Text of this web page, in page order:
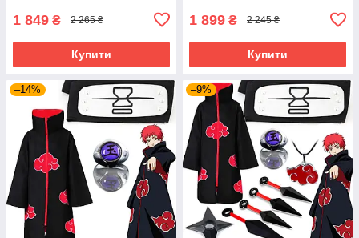
1 849 ₴ 2 265 ₴
Купити
1 899 ₴ 2 245 ₴
Купити
–14% –9%